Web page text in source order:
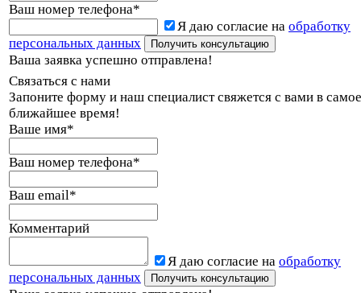
Ваш номер телефона*
Я даю согласие на обработку
персональных данных
Ваша заявка успешно отправлена!
Связаться с нами
Запоните форму и наш специалист свяжется с вами в самое
ближайшее время!
Ваше имя*
Ваш номер телефона*
Ваш email*
Комментарий
Я даю согласие на обработку
персональных данных